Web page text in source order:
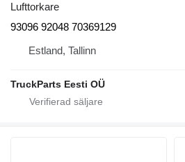
Lufttorkare
93096 92048 70369129
Estland, Tallinn
TruckParts Eesti OÜ